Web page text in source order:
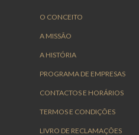
O CONCEITO
A MISSÃO
A HISTÓRIA
PROGRAMA DE EMPRESAS
CONTACTOS E HORÁRIOS
TERMOS E CONDIÇÕES
LIVRO DE RECLAMAÇÕES